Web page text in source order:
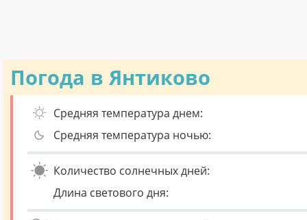
Погода в Янтиково
Средняя температура днем:
Средняя температура ночью:
Количество солнечных дней:
Длина светового дня: